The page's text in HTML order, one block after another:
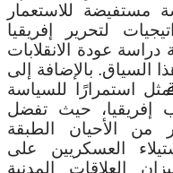
مستفيضة للاستعمار
لتحرير إفريقيا
دراسة عودة الانقلابات
السياق. بالإضافة إلى
استمرارًا للسياسة
حيث تفضل
من الأحيان الطبقة
العسكريين على
العلاقات المدنية